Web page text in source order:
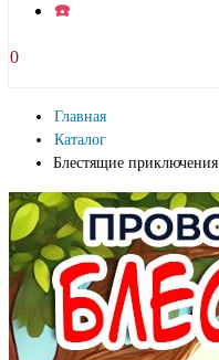
☎️
0
Главная
Каталог
Блестящие приключения